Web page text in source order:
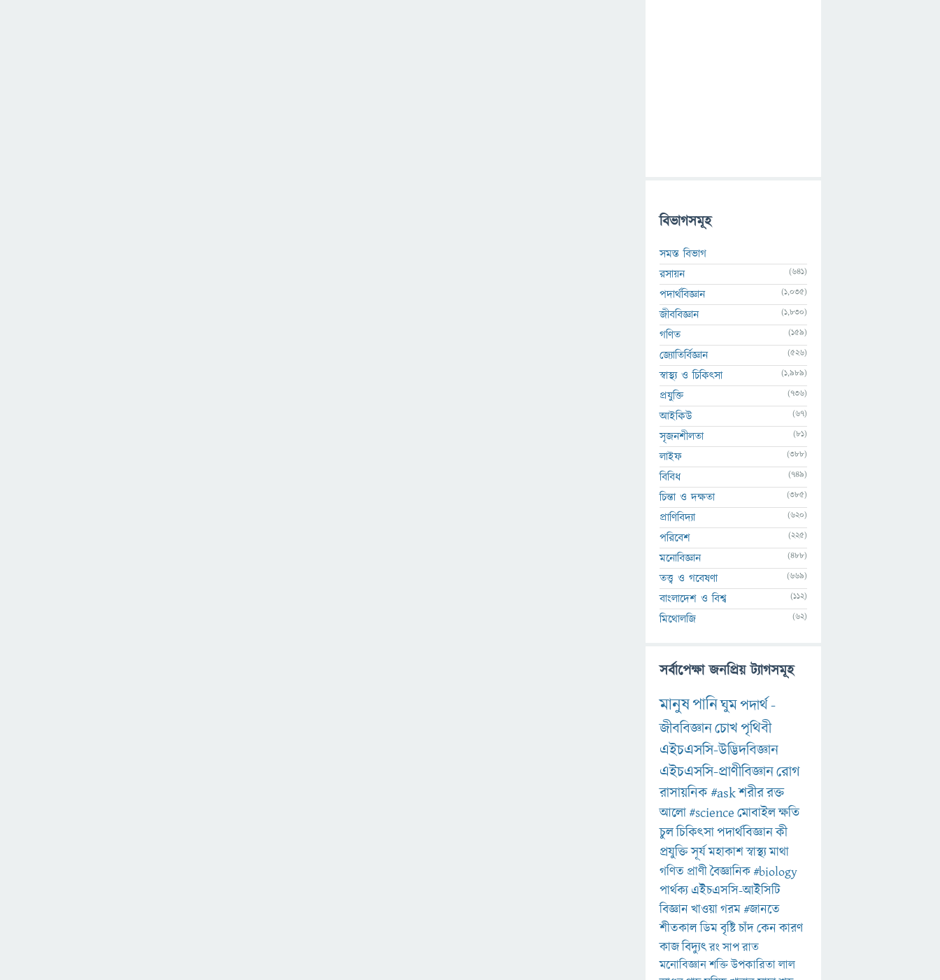
বিভাগসমূহ
সমস্ত বিভাগ
রসায়ন
(641)
পদার্থবিজ্ঞান (1,035)
জীববিজ্ঞান (1,830)
গণিত (159)
জ্যোতির্বিজ্ঞান (526)
স্বাস্থ্য ও চিকিৎসা (1,989)
প্রযুক্তি (736)
আইকিউ (67)
সৃজনশীলতা (81)
লাইফ (388)
বিবিধ (749)
চিন্তা ও দক্ষতা (385)
প্রাণিবিদ্যা (620)
পরিবেশ (225)
মনোবিজ্ঞান (488)
তত্ত্ব ও গবেষণা (669)
বাংলাদেশ ও বিশ্ব (112)
মিথোলজি (62)
সর্বাপেক্ষা জনপ্রিয় ট্যাগসমূহ
মানুষপানিঘুমপদার্থ-
জীববিজ্ঞানচোখপৃথিবী
এইচএসসি-উদ্ভিদবিজ্ঞান
এইচএসসি-প্রাণীবিজ্ঞানরোগ
রাসায়নিক#askশরীররক্ত
আলো#scienceমোবাইলক্ষতি
চুলচিকিৎসাপদার্থবিজ্ঞানকী
প্রযুক্তিসূর্যমহাকাশস্বাস্থ্যমাথা
গণিত প্রাণীবৈজ্ঞানিক#biology
পার্থক্য এইচএসসি-আইসিটি
বিজ্ঞানখাওয়াগরম#জানতে
শীতকালডিমবৃষ্টিচাঁদকেনকারণ
কাজবিদ্যুৎরংসাপরাত
মনোবিজ্ঞানশক্তিউপকারিতালাল